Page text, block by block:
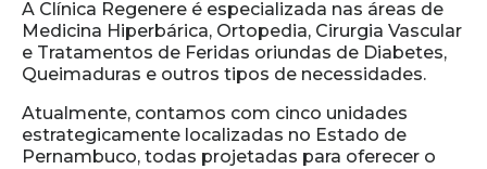
A Clínica Regenere é especializada nas áreas de
Medicina Hiperbárica, Ortopedia, Cirurgia Vascular
e Tratamentos de Feridas oriundas de Diabetes,
Queimaduras e outros tipos de necessidades.
Atualmente, contamos com cinco unidades
estrategicamente localizadas no Estado de
Pernambuco, todas projetadas para oferecer o